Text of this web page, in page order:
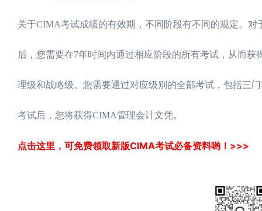
关于CIMA考试成绩的有效期，不同阶段有不同的规定。
后，您需要在7年时间内通过相应阶段的所有考试，从而
理级和战略级。您需要通过对应级别的全部考试，包括三
考试后，您将获得CIMA管理会计文凭。
点击这里，可免费领取新版CIMA考试必备资料哟！>>>